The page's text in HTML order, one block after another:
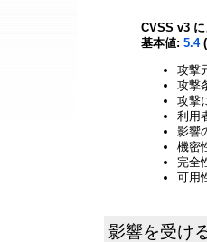
CVSS v3
基本値: 5.4(
攻撃
攻撃
攻撃
利用
影響
機密
完全
可用
影響を受け